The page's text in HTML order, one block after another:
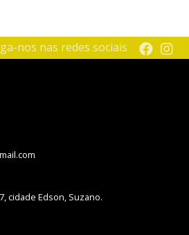
nos nas redes sociais
cidade Edson, Suzano.